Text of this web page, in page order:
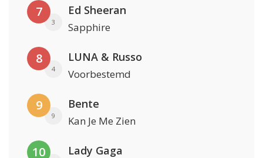
7
3
Ed Sheeran
Sapphire
8
4
LUNA & Russo
Voorbestemd
9
9
Bente
Kan Je Me Zien
10 Lady Gaga